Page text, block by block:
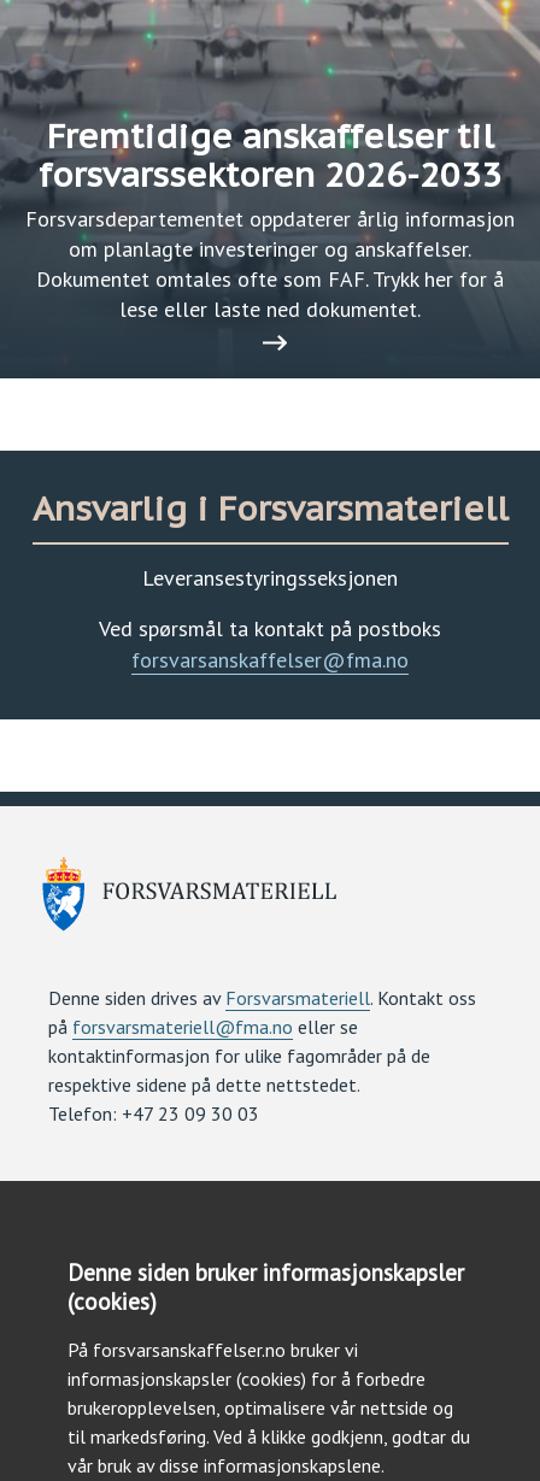
Denne siden bruker informasjonskapsler
(cookies)
På forsvarsanskaffelser.no bruker vi
informasjonskapsler (cookies) for å forbedre
brukeropplevelsen, optimalisere vår nettside og
til markedsføring. Ved å klikke godkjenn, godtar du
vår bruk av disse informasjonskapslene.
Fremtidige anskaffelser til
forsvarssektoren 2026-2033
Forsvarsdepartementet oppdaterer årlig informasjon
om planlagte investeringer og anskaffelser.
Dokumentet omtales ofte som FAF. Trykk her for å
lese eller laste ned dokumentet.
Ansvarlig i Forsvarsmateriell
Leveransestyringsseksjonen
Ved spørsmål ta kontakt på postboks
forsvarsanskaffelser@fma.no
Denne siden drives av Forsvarsmateriell. Kontakt oss
på forsvarsmateriell@fma.no eller se
kontaktinformasjon for ulike fagområder på de
respektive sidene på dette nettstedet.
Telefon: +47 23 09 30 03
Personvern og cookies
Trykk her for å lese vår personvernerklæring
Trykk her for å lese vår tilgjengelighetserklæring